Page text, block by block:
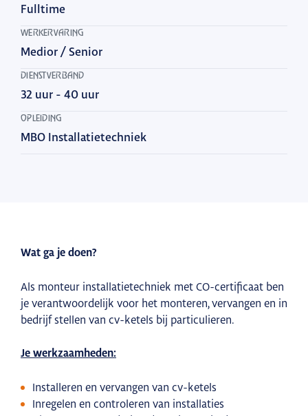
Fulltime
WERKERVARING
Medior / Senior
DIENSTVERBAND
32 uur - 40 uur
OPLEIDING
MBO Installatietechniek
Wat ga je doen?
Als monteur installatietechniek met CO-certificaat ben
je verantwoordelijk voor het monteren, vervangen en in
bedrijf stellen van cv-ketels bij particulieren.
Je werkzaamheden:
Installeren en vervangen van cv-ketels
Inregelen en controleren van installaties